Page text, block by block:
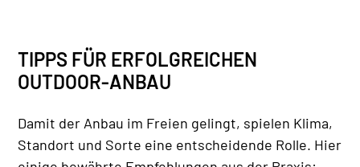
TIPPS FÜR ERFOLGREICHEN
OUTDOOR-ANBAU
Damit der Anbau im Freien gelingt, spielen Klima,
Standort und Sorte eine entscheidende Rolle. Hier